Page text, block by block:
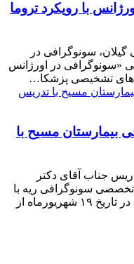
با رویکرد تروما
سونوگرافی در
«سونوگرافی در اورژانس
تشخیصی پزشکا…
مسیح با
جناب آقای دکتر
سونوگرافی ریه با
تدریس جناب آقای دکتر محسن صادقی در تاریخ ۱۹ شهریورماه از